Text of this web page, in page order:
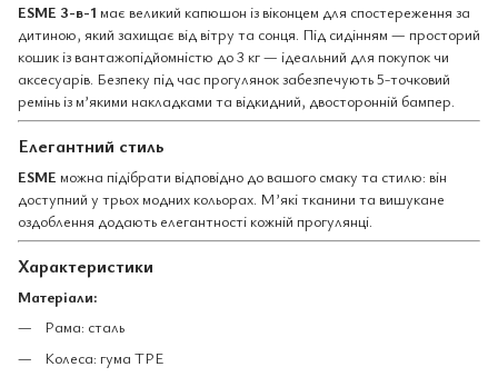
ESME 3-в-1 має великий капюшон із віконцем для спостереження за
дитиною, який захищає від вітру та сонця. Під сидінням — просторий
кошик із вантажопідйомністю до 3 кг — ідеальний для покупок чи
аксесуарів. Безпеку під час прогулянок забезпечують 5-точковий
ремінь із м’якими накладками та відкидний, двосторонній бампер.
Елегантний стиль
ESME можна підібрати відповідно до вашого смаку та стилю: він
доступний у трьох модних кольорах. М’які тканини та вишукане
оздоблення додають елегантності кожній прогулянці.
Характеристики
Матеріали:
Рама: сталь
Колеса: гума TPE